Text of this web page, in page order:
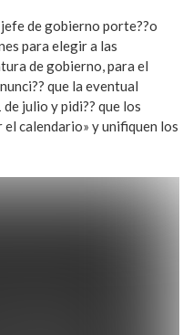
de gobierno porte??o
para elegir a las
de gobierno, para el
que la eventual
julio y pidi?? que los
calendario» y unifiquen los